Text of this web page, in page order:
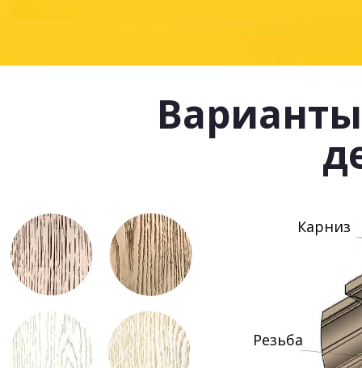
Карниз
Резьба